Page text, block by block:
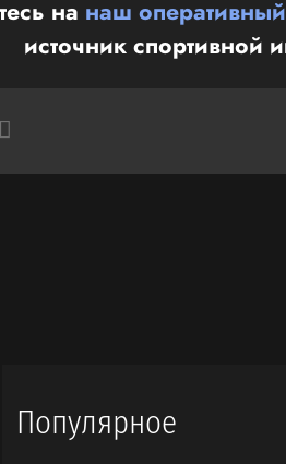
на наш
источник спортивной
Популярное